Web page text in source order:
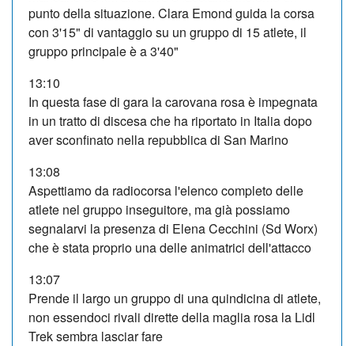
punto della situazione. Clara Emond guida la corsa
con 3'15" di vantaggio su un gruppo di 15 atlete, il
gruppo principale è a 3'40"
13:10
In questa fase di gara la carovana rosa è impegnata
in un tratto di discesa che ha riportato in Italia dopo
aver sconfinato nella repubblica di San Marino
13:08
Aspettiamo da radiocorsa l'elenco completo delle
atlete nel gruppo inseguitore, ma già possiamo
segnalarvi la presenza di Elena Cecchini (Sd Worx)
che è stata proprio una delle animatrici dell'attacco
13:07
Prende il largo un gruppo di una quindicina di atlete,
non essendoci rivali dirette della maglia rosa la Lidl
Trek sembra lasciar fare